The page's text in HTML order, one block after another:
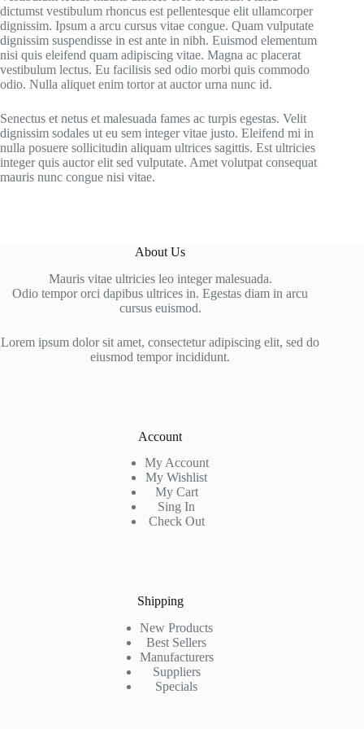
dictumst vestibulum rhoncus est pellentesque elit ullamcorper
dignissim. Ipsum a arcu cursus vitae congue. Quam vulputate
dignissim suspendisse in est ante in nibh. Euismod elementum
nisi quis eleifend quam adipiscing vitae. Magna ac placerat
vestibulum lectus. Eu facilisis sed odio morbi quis commodo
odio. Nulla aliquet enim tortor at auctor urna nunc id.
Senectus et netus et malesuada fames ac turpis egestas. Velit
dignissim sodales ut eu sem integer vitae justo. Eleifend mi in
nulla posuere sollicitudin aliquam ultrices sagittis. Est ultricies
integer quis auctor elit sed vulputate. Amet volutpat consequat
mauris nunc congue nisi vitae.
About Us
Mauris vitae ultricies leo integer malesuada.
Odio tempor orci dapibus ultrices in. Egestas diam in arcu
cursus euismod.
Lorem ipsum dolor sit amet, consectetur adipiscing elit, sed do
eiusmod tempor incididunt.
Account
My Account
My Wishlist
My Cart
Sing In
Check Out
Shipping
New Products
Best Sellers
Manufacturers
Suppliers
Specials